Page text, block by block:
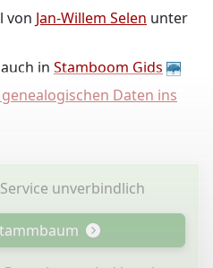
von Jan-Willem Selen unter
in Stamboom Gids
Daten ins
unverbindlich